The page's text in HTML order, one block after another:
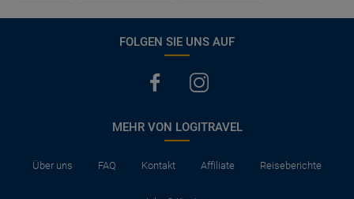
FOLGEN SIE UNS AUF
MEHR VON LOGITRAVEL
Über uns FAQ Kontakt Affiliate Reiseberichte